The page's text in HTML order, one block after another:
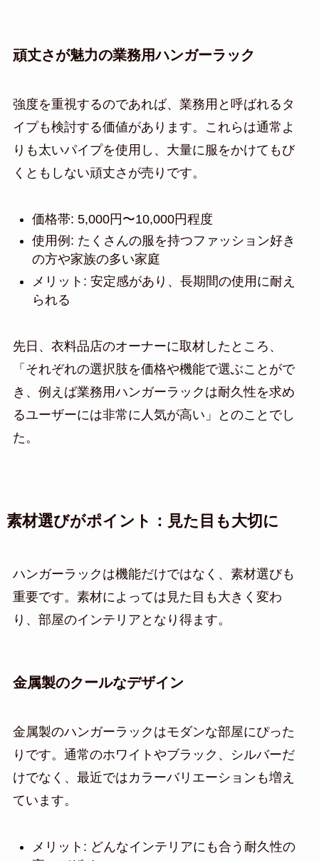
頑丈さが魅力の業務用ハンガーラック
強度を重視するのであれば、業務用と呼ばれるタ
イプも検討する価値があります。これらは通常よ
りも太いパイプを使用し、大量に服をかけてもび
くともしない頑丈さが売りです。
価格帯: 5,000円〜10,000円程度
使用例: たくさんの服を持つファッション好き
の方や家族の多い家庭
メリット: 安定感があり、長期間の使用に耐え
られる
先日、衣料品店のオーナーに取材したところ、
「それぞれの選択肢を価格や機能で選ぶことがで
き、例えば業務用ハンガーラックは耐久性を求め
るユーザーには非常に人気が高い」とのことでし
た。
素材選びがポイント：見た目も大切に
ハンガーラックは機能だけではなく、素材選びも
重要です。素材によっては見た目も大きく変わ
り、部屋のインテリアとなり得ます。
金属製のクールなデザイン
金属製のハンガーラックはモダンな部屋にぴった
りです。通常のホワイトやブラック、シルバーだ
けでなく、最近ではカラーバリエーションも増え
ています。
メリット: どんなインテリアにも合う耐久性の